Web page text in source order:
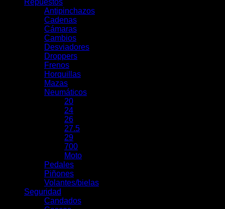
Repuestos
Antipinchazos
Cadenas
Cámaras
Cambios
Desviadores
Droppers
Frenos
Horquillas
Mazas
Neumáticos
20
24
26
27.5
29
700
Moto
Pedales
Piñones
Volantes/bielas
Seguridad
Candados